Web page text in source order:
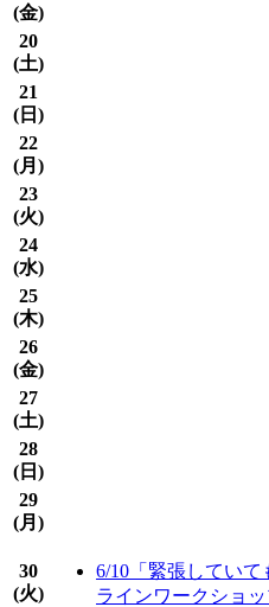
(金)
20
(土)
21
( 日 )
22
(月 )
23
(火)
24
(水)
25
(木)
26
(金)
27
(土)
28
( 日 )
29
(月 )
30
(火)
6/10「緊張してい
ラインワークショ